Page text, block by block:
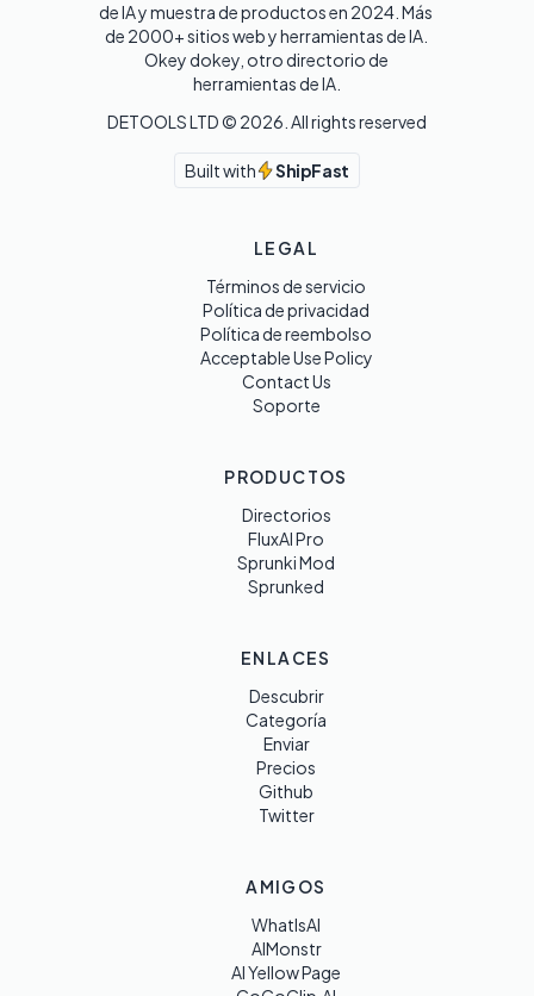
de IA y muestra de productos en 2024. Más
de 2000+ sitios web y herramientas de IA.
Okey dokey, otro directorio de
herramientas de IA.
DETOOLS LTD © 2026 . All rights reserved
Built with ShipFast
LEGAL
Términos de servicio
Política de privacidad
Política de reembolso
Acceptable Use Policy
Contact Us
Soporte
PRODUCTOS
Directorios
FluxAI Pro
Sprunki Mod
Sprunked
ENLACES
Descubrir
Categoría
Enviar
Precios
Github
Twitter
AMIGOS
WhatIsAI
AIMonstr
AI Yellow Page